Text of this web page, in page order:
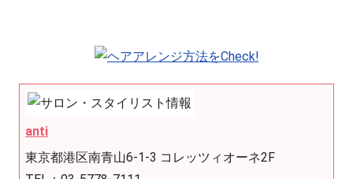
anti
東京都港区南青山6-1-3 コレッツィオーネ2F